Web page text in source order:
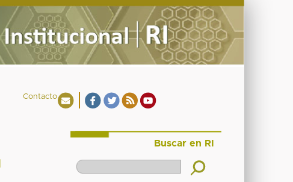
Contacto
Buscar en RI